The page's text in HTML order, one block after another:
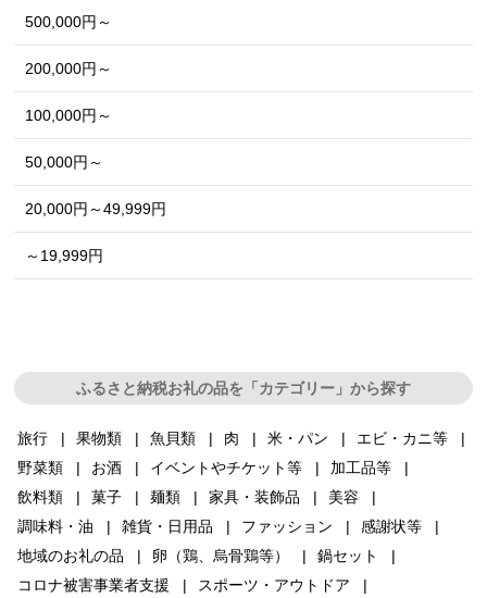
500,000円～
200,000円～
100,000円～
50,000円～
20,000円～49,999円
～19,999円
ふるさと納税お礼の品を「カテゴリー」から探す
旅行 果物類 魚貝類 肉 米・パン
エビ・カニ等
野菜類
お酒 イベントやチケット等
加工品等
飲料類
菓子 麺類 家具・装飾品
美容
調味料・油
雑貨・日用品 ファッション
感謝状等
地域のお礼の品
卵（鶏、烏骨鶏等）
鍋セット
コロナ被害事業者支援
スポーツ・アウトドア